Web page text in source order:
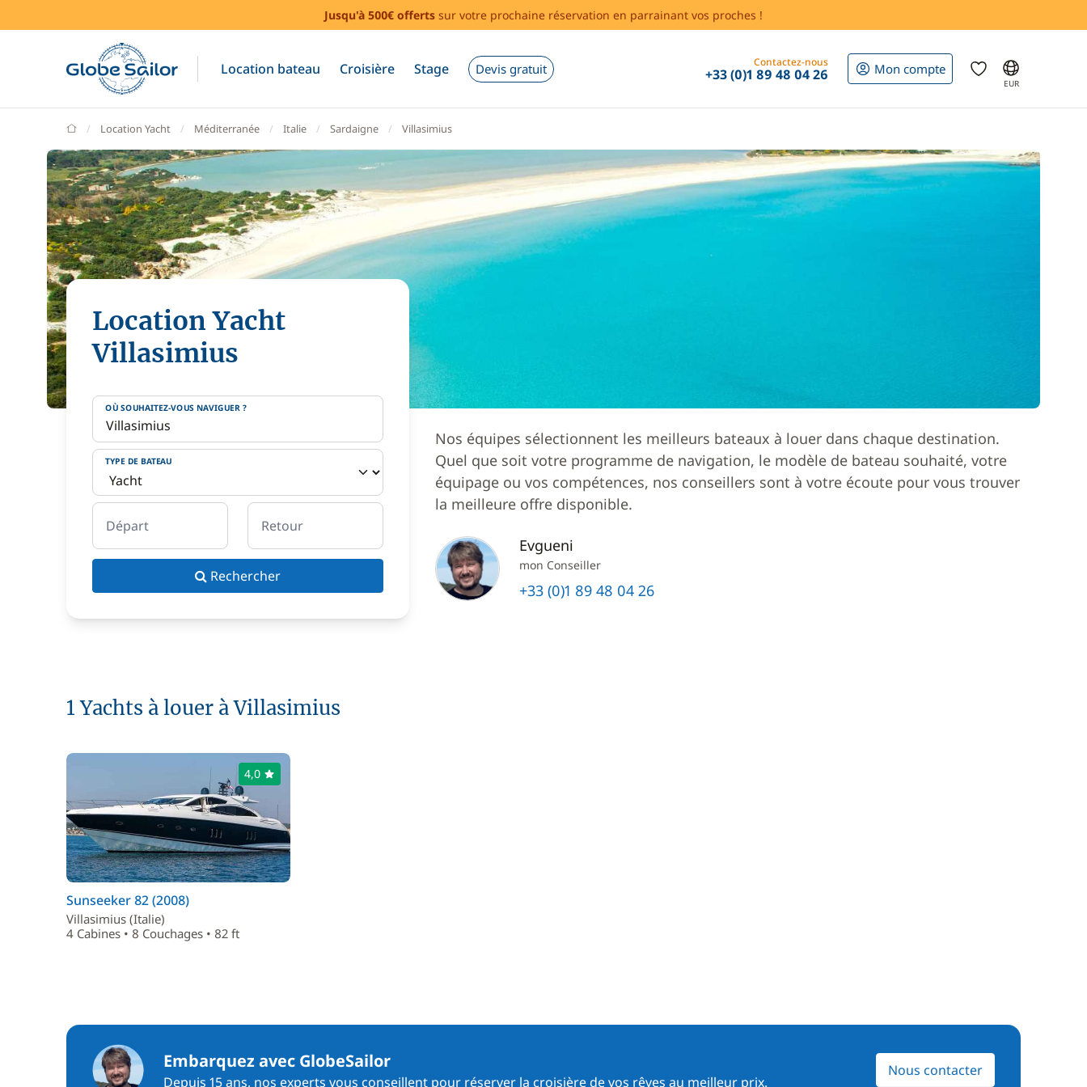
Jusqu'à 500€ offerts sur votre prochaine réservation en parrainant vos proches !
Location bateau Croisière Stage Devis gratuit Contactez-nous
+33 (0)1 89 48 04 26 Mon compte
EUR
GlobeSailor
Location Yacht Méditerranée Italie Sardaigne Villasimius
Location Yacht
Villasimius
OÙ SOUHAITEZ-VOUS NAVIGUER ?
TYPE DE BATEAU
Départ Retour
Rechercher
Nos équipes sélectionnent les meilleurs bateaux à louer dans chaque destination.
Quel que soit votre programme de navigation, le modèle de bateau souhaité, votre
équipage ou vos compétences, nos conseillers sont à votre écoute pour vous trouver
la meilleure offre disponible.
Evgueni
mon Conseiller
+33 (0)1 89 48 04 26
1 Yachts à louer à Villasimius
4,0
Sunseeker 82 (2008)
Villasimius (Italie)
4 Cabines • 8 Couchages • 82 ft
Embarquez avec GlobeSailor
Depuis 15 ans, nos experts vous conseillent pour réserver la croisière de vos rêves au meilleur prix.
Nous contacter